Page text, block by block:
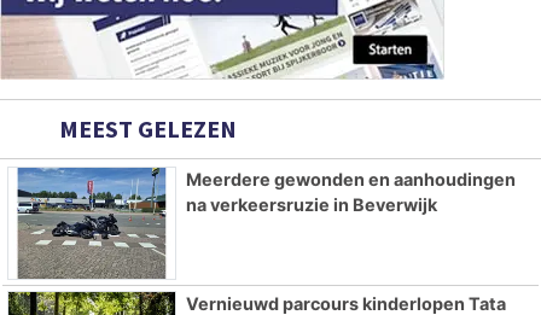
MEEST GELEZEN
Meerdere gewonden en aanhoudingen
na verkeersruzie in Beverwijk
Vernieuwd parcours kinderlopen Tata